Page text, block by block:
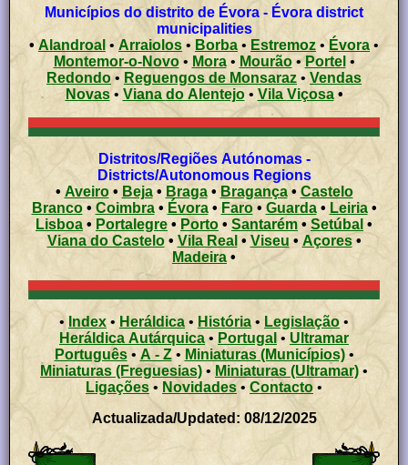
Municípios do distrito de Évora - Évora district
municipalities
• Alandroal • Arraiolos • Borba • Estremoz •Évora •
Montemor-o-Novo• Mora• Mourão•Portel •
Redondo• Reguengos de Monsaraz • Vendas
Novas• Viana do Alentejo• Vila Viçosa•
Distritos/Regiões Autónomas -
Districts/Autonomous Regions
• Aveiro• Beja• Braga• Bragança•Castelo
Branco• Coimbra• Évora•Faro• Guarda• Leiria•
Lisboa • Portalegre • Porto • Santarém •Setúbal •
Viana do Castelo• Vila Real • Viseu• Açores •
Madeira •
• Index• Heráldica • História • Legislação •
Heráldica Autárquica • Portugal • Ultramar
Português• A - Z• Miniaturas (Municípios)•
Miniaturas (Freguesias) •Miniaturas (Ultramar) •
Ligações• Novidades• Contacto •
Actualizada/Updated: 08/12/2025